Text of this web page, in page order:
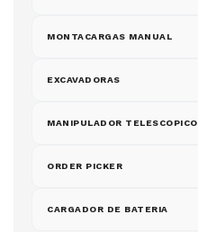
MONTACARGAS MANUAL
EXCAVADORAS
MANIPULADOR TELESCOPICO
ORDER PICKER
CARGADOR DE BATERIA